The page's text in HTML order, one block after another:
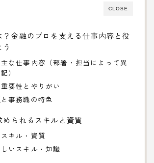
CLOSE
金融のプロを支える仕事内容と役
な仕事内容（部署・担当によって異
）
要性とやりがい
事務職の特色
られるスキルと資質
キル・資質
いスキル・知識